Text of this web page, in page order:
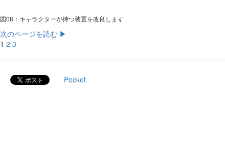
図08：キャラクターが持つ装置を改良します
次のページを読む ▶
1 2 3
Pocket